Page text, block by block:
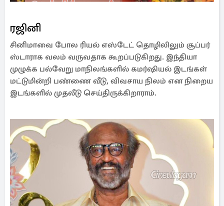
ரஜினி
சினிமாவை போல ரியல் எஸ்டேட் தொழிலிலும் சூப்பர்
ஸ்டாராக வலம் வருவதாக கூறப்படுகிறது. இந்தியா
முழுக்க பல்வேறு மாநிலங்களில் கமர்ஷியல் இடங்கள்
மட்டுமின்றி பண்ணை வீடு, விவசாய நிலம் என நிறைய
இடங்களில் முதலீடு செய்திருக்கிறாராம்.